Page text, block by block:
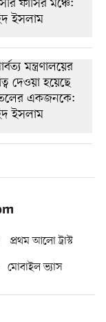
প্রথম আলো ট্রাস্ট
মোবাইল ভ্যাস